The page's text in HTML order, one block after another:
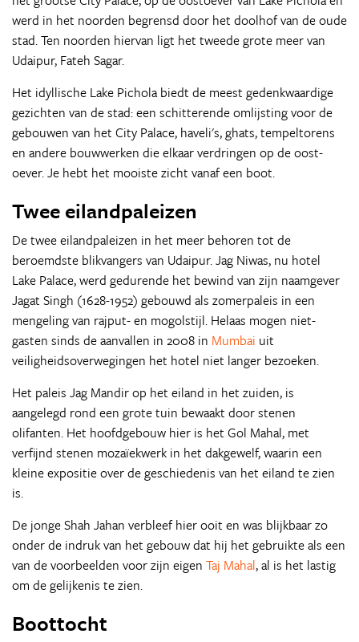
werd in het noorden begrensd door het doolhof van de oude
stad. Ten noorden hiervan ligt het tweede grote meer van
Udaipur, Fateh Sagar.
Het idyllische Lake Pichola biedt de meest gedenkwaardige
gezichten van de stad: een schitterende omlijsting voor de
gebouwen van het City Palace, haveli's, ghats, tempeltorens
en andere bouwwerken die elkaar verdringen op de oost­
oever. Je hebt het mooiste zicht vanaf een boot.
Twee eilandpaleizen
De twee eilandpaleizen in het meer behoren tot de
beroemdste blikvangers van Udaipur. Jag Niwas, nu hotel
Lake Palace, werd gedurende het bewind van zijn naamgever
Jagat Singh (1628-1952) gebouwd als zomerpaleis in een
mengeling van rajput- en mogolstijl. Helaas mogen niet-
gasten sinds de aanvallen in 2008 in Mumbai uit
veiligheidsoverwegingen het hotel niet langer bezoeken.
Het paleis Jag Mandir op het eiland in het zuiden, is
aangelegd rond een grote tuin bewaakt door stenen
olifanten. Het hoofdgebouw hier is het Gol Mahal, met
verfijnd stenen mozaïekwerk in het dakgewelf, waarin een
kleine expositie over de geschiedenis van het eiland te zien
is.
De jonge Shah Jahan verbleef hier ooit en was blijkbaar zo
onder de indruk van het gebouw dat hij het gebruikte als een
van de voorbeelden voor zijn eigen Taj Mahal, al is het lastig
om de gelijkenis te zien.
Boottocht